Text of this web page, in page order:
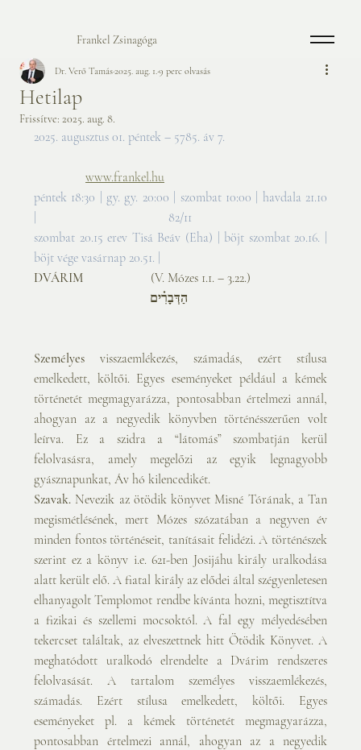
Frankel Zsinagóga
Hetilap
Dr. Verő Tamás2025. aug. 1.9 perc olvasás
Frissítve: 2025. aug. 8.
2025. augusztus 01. péntek – 5785. áv 7.
www.frankel.hu
péntek 18:30 | gy. gy. 20:00 | szombat 10:00 | havdala 21.10
|                                         82/11
szombat 20.15 erev Tisá Beáv (Eha) | böjt szombat 20.16. |
böjt vége vasárnap 20.51. |
DVÁRIM (V. Mózes 1.1. – 3.22.)
Személyes visszaemlékezés, számadás, ezért stílusa
emelkedett, költői. Egyes eseményeket például a kémek
történetét megmagyarázza, pontosabban értelmezi annál,
ahogyan az a negyedik könyvben történésszerűen volt
leírva. Ez a szidra a “látomás” szombatján kerül
felolvasásra, amely megelőzi az egyik legnagyobb
gyásznapunkat, Áv hó kilencedikét.
Szavak. Nevezik az ötödik könyvet Misné Tórának, a Tan
megismétlésének, mert Mózes szózatában a negyven év
minden fontos történéseit, tanításait felidézi. A történészek
szerint ez a könyv i.e. 621-ben Josijáhu király uralkodása
alatt került elő. A fiatal király az elődei által szégyenletesen
elhanyagolt Templomot rendbe kívánta hozni, megtisztítva
a fizikai és szellemi mocsoktól. A fal egy mélyedésében
tekercset találtak, az elveszettnek hitt Ötödik Könyvet. A
meghatódott uralkodó elrendelte a Dvárim rendszeres
felolvasását. A tartalom személyes visszaemlékezés,
számadás. Ezért stílusa emelkedett, költői. Egyes
eseményeket pl. a kémek történetét megmagyarázza,
pontosabban értelmezi annál, ahogyan az a negyedik